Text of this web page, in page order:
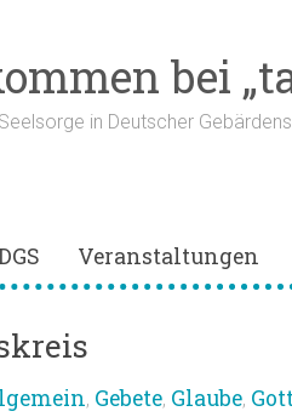
bei
in Deutscher
Veranstaltungen
, Gebete, Glaube,